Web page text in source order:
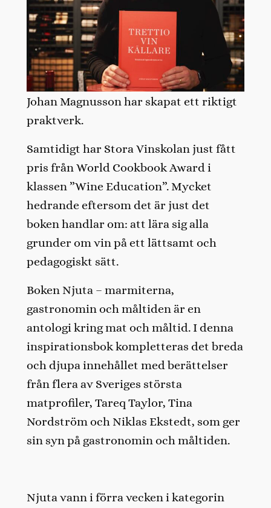
Johan Magnusson har skapat ett riktigt
praktverk.
Samtidigt har Stora Vinskolan just fått
pris från World Cookbook Award i
klassen ”Wine Education”. Mycket
hedrande eftersom det är just det
boken handlar om: att lära sig alla
grunder om vin på ett lättsamt och
pedagogiskt sätt.
Boken Njuta – marmiterna,
gastronomin och måltiden är en
antologi kring mat och måltid. I denna
inspirationsbok kompletteras det breda
och djupa innehållet med berättelser
från flera av Sveriges största
matprofiler, Tareq Taylor, Tina
Nordström och Niklas Ekstedt, som ger
sin syn på gastronomin och måltiden.
Njuta vann i förra vecken i kategorin